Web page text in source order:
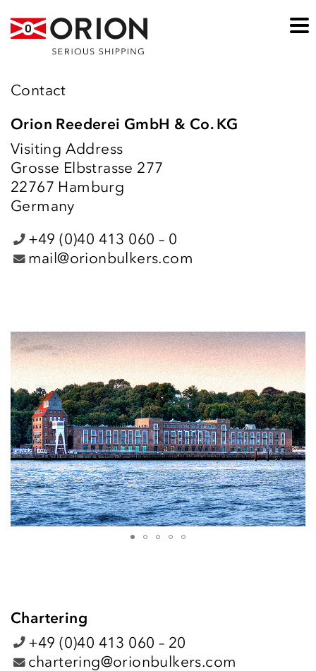
Contact
Orion Reederei GmbH & Co. KG
Visiting Address
Grosse Elbstrasse 277
22767 Hamburg
Germany
+49 (0)40 413 060 – 0
mail@orionbulkers.com
Chartering
+49 (0)40 413 060 – 20
chartering@orionbulkers.com